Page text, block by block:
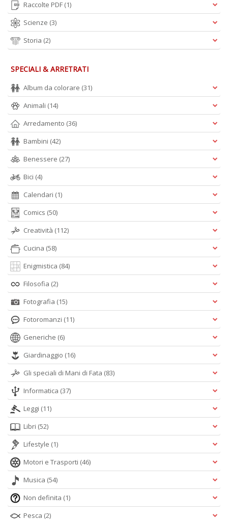
Raccolte PDF (1)
Scienze (3)
Storia (2)
SPECIALI & ARRETRATI
Album da colorare (31)
Animali (14)
Arredamento (36)
Bambini (42)
Benessere (27)
Bici (4)
Calendari (1)
Comics (50)
Creatività (112)
Cucina (58)
Enigmistica (84)
Filosofia (2)
Fotografia (15)
Fotoromanzi (11)
Generiche (6)
Giardinaggio (16)
Gli speciali di Mani di Fata (83)
Informatica (37)
Leggi (11)
Libri (52)
Lifestyle (1)
Motori e Trasporti (46)
Musica (54)
Non definita (1)
Pesca (2)